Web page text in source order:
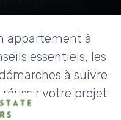
appartement à
essentiels, les
à suivre
votre projet